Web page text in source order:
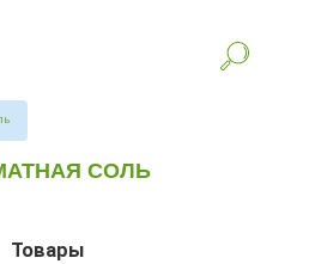
СОЛЬ
Товары